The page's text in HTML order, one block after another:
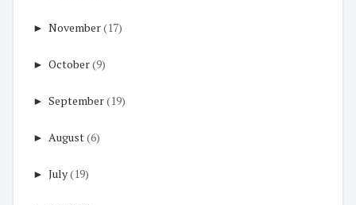
► November(17)
► October(9)
► September(19)
► August(6)
► July(19)